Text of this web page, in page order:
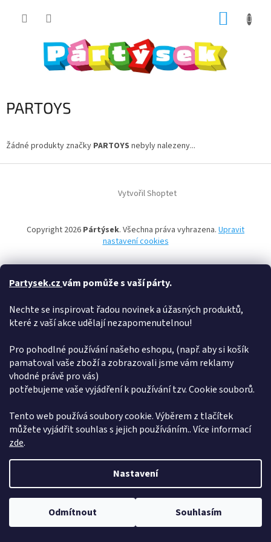
Partysek.czvám pomůže s vaší párty.
Nechte se inspirovat řadou novinek a úžasných produktů,
které z vaší akce udělají nezapomenutelnou!
Pro pohodlné používání našeho eshopu, (např. aby si košík
pamatoval vaše zboží a zobrazovali jsme vám reklamy
vhodné právě pro vás)
potřebujeme vaše vyjádření k používání tzv. Cookie souborů.
Tento web používá soubory cookie. Výběrem z tlačítek
můžete vyjádřit souhlas s jejich používáním.. Více informací
zde.
Nastavení
Odmítnout Souhlasím
Dovolená od 6. 7. do 10. 7. 2026. Objednávky přijímáme bez omezení,
PARTOYS
Žádné produkty značky PARTOYS nebyly nalezeny...
Vytvořil Shoptet
Copyright 2026 Pártýsek. Všechna práva vyhrazena. Upravit
nastavení cookies
Přidej se k nám!